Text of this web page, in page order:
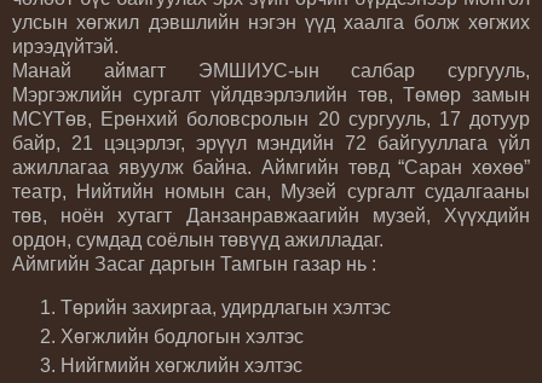
улсын хөгжил дэвшлийн нэгэн үүд хаалга болж хөгжих
ирээдүйтэй.
Манай аймагт ЭМШИУС-ын салбар сургууль,
Мэргэжлийн сургалт үйлдвэрлэлийн төв, Төмөр замын
МСҮТөв, Ерөнхий боловсролын 20 сургууль, 17 дотуур
байр, 21 цэцэрлэг, эрүүл мэндийн 72 байгууллага үйл
ажиллагаа явуулж байна. Аймгийн төвд “Саран хөхөө”
театр, Нийтийн номын сан, Музей сургалт судалгааны
төв, ноён хутагт Данзанравжаагийн музей, Хүүхдийн
ордон, сумдад соёлын төвүүд ажилладаг.
Аймгийн Засаг даргын Тамгын газар нь :
Төрийн захиргаа, удирдлагын хэлтэс
Хөгжлийн бодлогын хэлтэс
Нийгмийн хөгжлийн хэлтэс